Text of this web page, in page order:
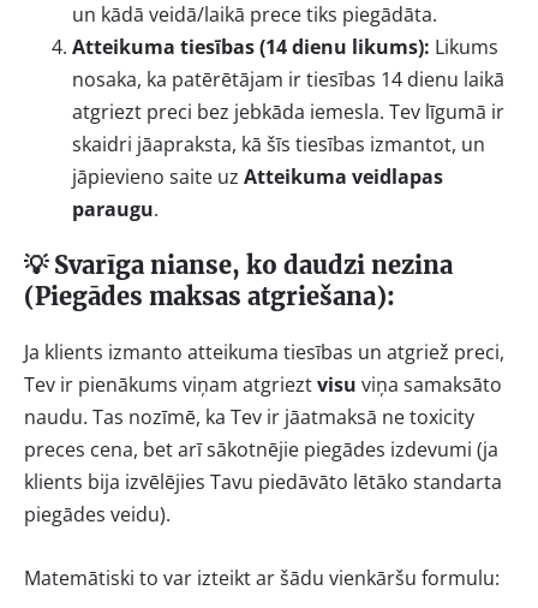
un kādā veidā/laikā prece tiks piegādāta.
Atteikuma tiesības (14 dienu likums): Likums
nosaka, ka patērētājam ir tiesības 14 dienu laikā
atgriezt preci bez jebkāda iemesla. Tev līgumā ir
skaidri jāapraksta, kā šīs tiesības izmantot, un
jāpievieno saite uz Atteikuma veidlapas
paraugu.
💡 Svarīga nianse, ko daudzi nezina
(Piegādes maksas atgriešana):
Ja klients izmanto atteikuma tiesības un atgriež preci,
Tev ir pienākums viņam atgrieztvisu viņa samaksāto
naudu. Tas nozīmē, ka Tev ir jāatmaksā ne toxicity
preces cena, bet arī sākotnējie piegādes izdevumi (ja
klients bija izvēlējies Tavu piedāvāto lētāko standarta
piegādes veidu).
Matemātiski to var izteikt ar šādu vienkāršu formulu: